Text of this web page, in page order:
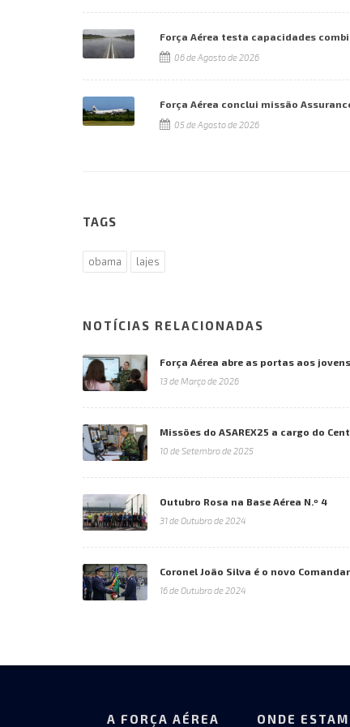
Força Aérea testa capacidades
06 de Agosto de 2026
Força Aérea conclui missão
05 de Agosto de 2026
TAGS
obama lajes
NOTÍCIAS RELACIONADAS
Força Aérea abre as portas aos
13 de Março de 2026
Missões do ASAREX25 a cargo do
10 de Setembro de 2025
Outubro Rosa na Base Aérea N.º 4
31 de Outubro de 2024
Coronel João Silva é o novo
16 de Outubro de 2024
A FORÇA AÉREA ONDE